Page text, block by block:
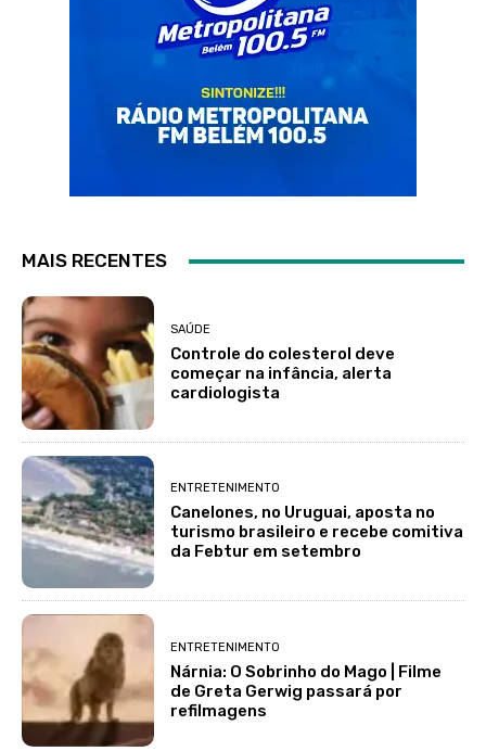
MAIS RECENTES
SAÚDE
Controle do colesterol deve
começar na infância, alerta
cardiologista
ENTRETENIMENTO
Canelones, no Uruguai, aposta no
turismo brasileiro e recebe comitiva
da Febtur em setembro
ENTRETENIMENTO
Nárnia: O Sobrinho do Mago | Filme
de Greta Gerwig passará por
refilmagens